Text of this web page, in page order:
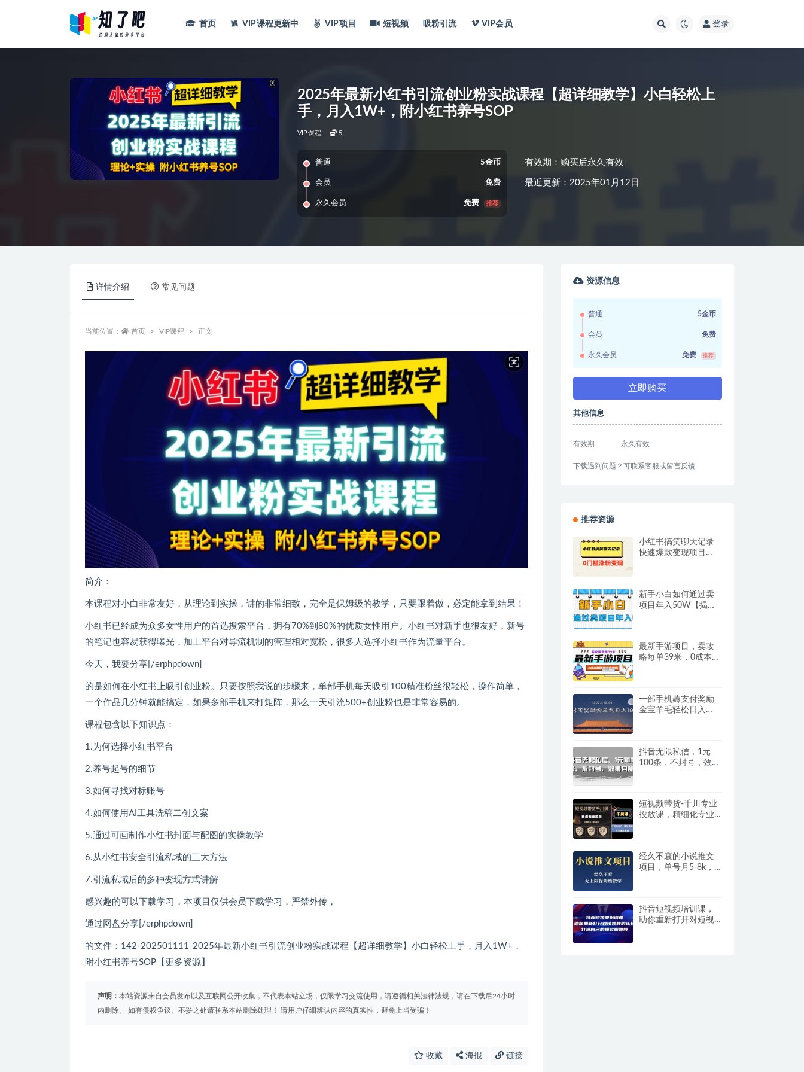
首页 VIP课程更新中 VIP项目 短视频 吸粉引流 VIP会员 登录
2025年最新小红书引流创业粉实战课程【超详细教学】小白轻松上
手，月入1W+，附小红书养号SOP
VIP课程 5
普通 5金币
会员 免费
永久会员 免费 推荐
有效期：购买后永久有效
最近更新：2025年01月12日
详情介绍 常见问题
当前位置： 首页 VIP课程 正文
简介：
本课程对小白非常友好，从理论到实操，讲的非常细致，完全是保姆级的教学，只要跟着做，必定能拿到结果！
小红书已经成为众多女性用户的首选搜索平台，拥有70%到80%的优质女性用户。小红书对新手也很友好，新号
的笔记也容易获得曝光，加上平台对导流机制的管理相对宽松，很多人选择小红书作为流量平台。
今天，我要分享[/erphpdown]
的是如何在小红书上吸引创业粉。只要按照我说的步骤来，单部手机每天吸引100精准粉丝很轻松，操作简单，
一个作品几分钟就能搞定，如果多部手机来打矩阵，那么一天引流500+创业粉也是非常容易的。
课程包含以下知识点：
1.为何选择小红书平台
2.养号起号的细节
3.如何寻找对标账号
4.如何使用AI工具洗稿二创文案
5.通过可画制作小红书封面与配图的实操教学
6.从小红书安全引流私域的三大方法
7.引流私域后的多种变现方式讲解
感兴趣的可以下载学习，本项目仅供会员下载学习，严禁外传，
通过网盘分享[/erphpdown]
的文件：142-202501111-2025年最新小红书引流创业粉实战课程【超详细教学】小白轻松上手，月入1W+，
附小红书养号SOP【更多资源】
声明： 本站资源来自会员发布以及互联网公开收集，不代表本站立场，仅限学习交流使用，请遵循相关法律法规，请在下载后24小时
内删除。 如有侵权争议、不妥之处请联系本站删除处理！ 请用户仔细辨认内容的真实性，避免上当受骗！
收藏 海报 链接
资源信息
普通 5金币
会员 免费
永久会员 免费 推荐
立即购买
其他信息
有效期 永久有效
下载遇到问题？可联系客服或留言反馈
推荐资源
小红书搞笑聊天记录
快速爆款变现项目
新手小白如何通过卖
项目年入50W【揭
最新手游项目，卖攻
略每单39米，0成本易
一部手机薅支付奖励
金宝羊毛轻松日入
抖音无限私信，1元
100条，不封号，效果
短视频带货-千川专业
投放课，​精细化专业
经久不衰的小说推文
项目，单号月5-8k，
抖音短视频培训课，
助你重新打开对短视